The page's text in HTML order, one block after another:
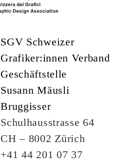
SGV Schweizer
Grafiker:innen Verband
Geschäftstelle
Susann Mäusli
Bruggisser
Schulhausstrasse 64
CH – 8002 Zürich
+41 44 201 07 37